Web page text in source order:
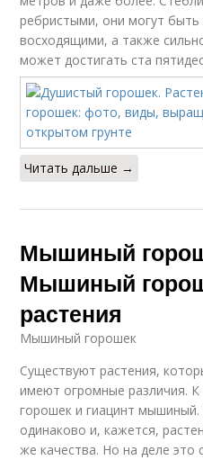
ребристыми, они могут быть
восходящими, а также
может достигать ста
Читать дальше →
Мышиный
Мышиный
растения
Мышиный горошек
Существуют растения,
имеют огромные различия.
горошек и гиацинт мышиный.
одинаково и, кажется,
же качества. Но на деле это